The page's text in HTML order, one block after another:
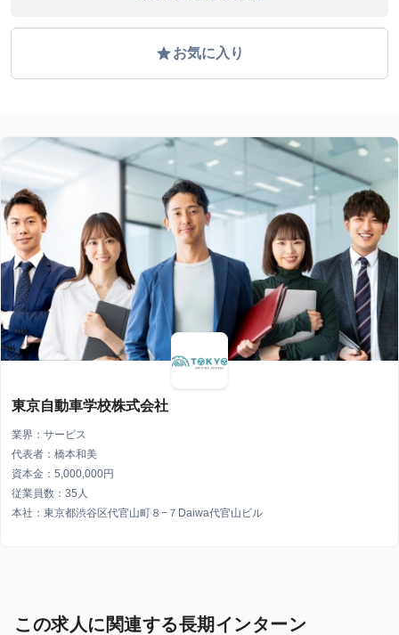
gradeお気に入り
東京自動車学校株式会社
業界：サービス
代表者：橋本和美
資本金：5,000,000円
従業員数：35人
本社：東京都渋谷区代官山町８−７Daiwa代官山ビル
この求人に関連する長期インターン